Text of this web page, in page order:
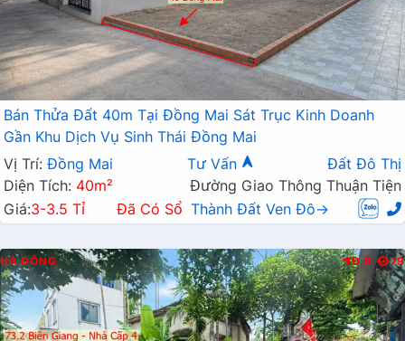
Bán Thửa Đất 40m Tại Đồng Mai Sát Trục Kinh Doanh
Gần Khu Dịch Vụ Sinh Thái Đồng Mai
Vị Trí: Đồng Mai Tư Vấn
Đất Đô Thị
Diện Tích: 40m²
Đường Giao Thông Thuận Tiện
Giá:3-3.5 Tỉ Đã Có Sổ Thành Đất Ven Đô→
HÀ ĐÔNG Đ.B 79